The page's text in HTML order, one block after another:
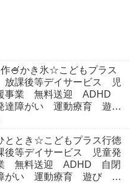
🍧かき氷☆こどもプラス
課後等デイサービス 児
事業 無料送迎 ADHD
達障がい 運動療育 遊
市川市 浦安市
ととき☆こどもプラス行徳
等デイサービス 児童発
無料送迎 ADHD 自閉
がい 運動療育 遊び 南